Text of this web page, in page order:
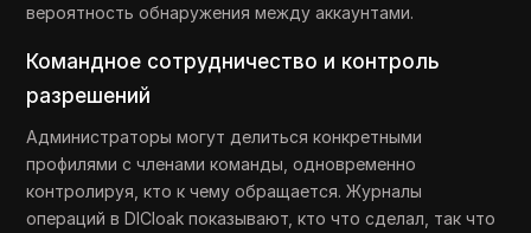
вероятность обнаружения между аккаунтами.
Командное сотрудничество и контроль
разрешений
Администраторы могут делиться конкретными
профилями с членами команды, одновременно
контролируя, кто к чему обращается. Журналы
операций в DICloak показывают, кто что сделал, так что